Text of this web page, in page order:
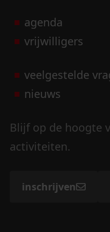
agenda
vrijwilligers
veelgestelde
nieuws
Blijf op de hoogte
activiteiten.
inschrijven